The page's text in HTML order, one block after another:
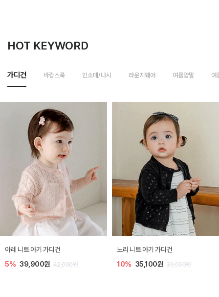
HOT KEYWORD
가디건 바캉스룩 민소매/나시 라운지웨어 여름양말 여
[SIZE ~6Y] 로메이 라운지 셋업
10% 23,400원 26,000원
밀라 아기 원피스
20% 27,200원 34,000원